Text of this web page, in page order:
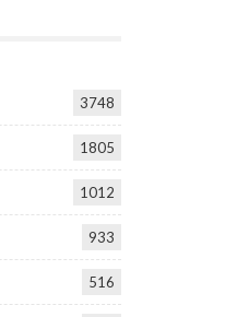
3748
1805
1012
933
516